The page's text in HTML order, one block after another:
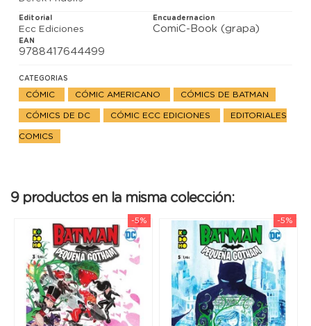
Editorial
Ecc Ediciones
Encuadernacion
ComiC-Book (grapa)
EAN
9788417644499
CATEGORIAS
CÓMIC CÓMIC AMERICANO CÓMICS DE BATMAN
CÓMICS DE DC CÓMIC ECC EDICIONES EDITORIALES
COMICS
9 productos en la misma colección:
-5% -5%